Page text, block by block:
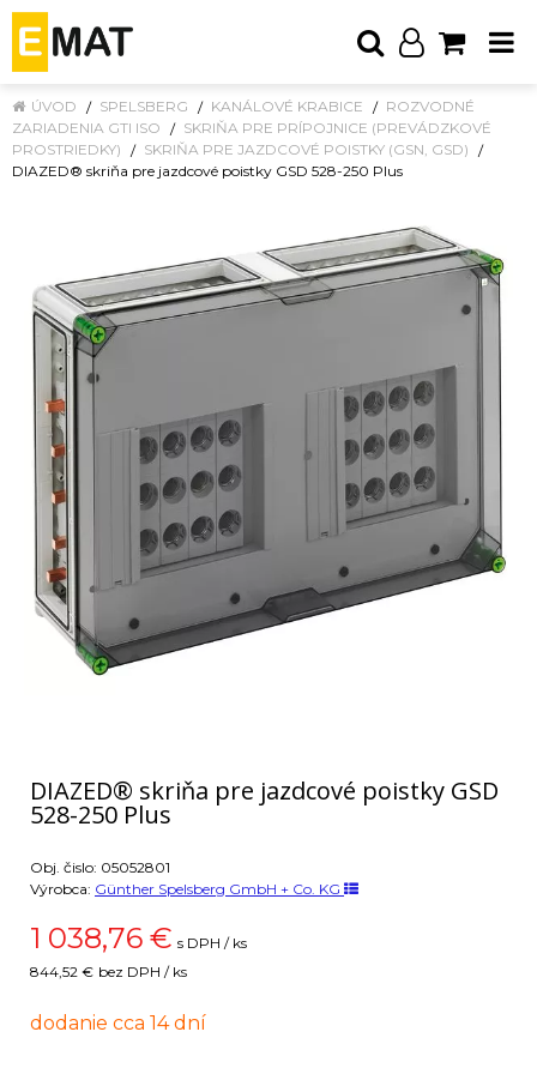
ÚVOD SPELSBERG KANÁLOVÉ KRABICE
ROZVODNÉ
ZARIADENIA GTI ISO
SKRIŇA PRE PRÍPOJNICE (PREVÁDZKOVÉ
PROSTRIEDKY)
SKRIŇA PRE JAZDCOVÉ POISTKY (GSN, GSD)
DIAZED® skriňa pre jazdcové poistky GSD 528-250 Plus
DIAZED® skriňa pre jazdcové poistky GSD
528-250 Plus
Obj. čislo: 05052801
Výrobca: Günther Spelsberg GmbH + Co. KG
1 038,76 € s DPH / ks
844,52 € bez DPH / ks
dodanie cca 14 dní